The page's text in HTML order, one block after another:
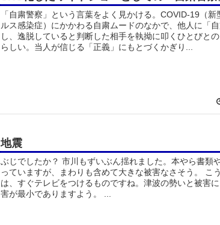
「自粛警察」という言葉をよく見かける。COVID-19（新
ルス感染症）にかかわる自粛ムードのなかで、他人に「
し、逸脱していると判断した相手を執拗に叩くひとびと
らしい。当人が信じる「正義」にもとづくかぎり...
地震
ぶじでしたか？ 市川もずいぶん揺れました。本やら書類
っていますが、まわりも含めて大きな被害なさそう。 こ
は、すぐテレビをつけるものですね。津波の勢いと被害
害が最小でありますよう。 ...